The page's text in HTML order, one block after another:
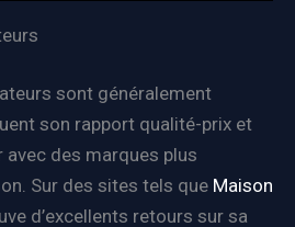
sont généralement
son rapport qualité-prix et
des marques plus
Sur des sites tels que Maison
d’excellents retours sur sa